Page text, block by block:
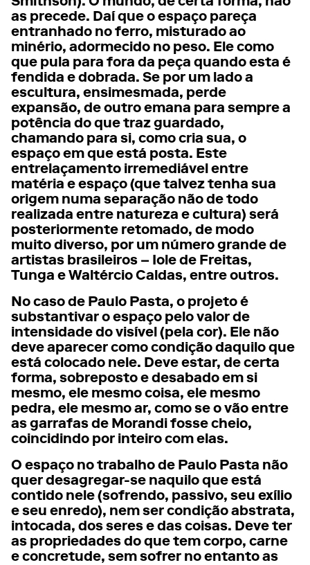
as precede. Daí que o espaço pareça
entranhado no ferro, misturado ao
minério, adormecido no peso. Ele como
que pula para fora da peça quando esta é
fendida e dobrada. Se por um lado a
escultura, ensimesmada, perde
expansão, de outro emana para sempre a
potência do que traz guardado,
chamando para si, como cria sua, o
espaço em que está posta. Este
entrelaçamento irremediável entre
matéria e espaço (que talvez tenha sua
origem numa separação não de todo
realizada entre natureza e cultura) será
posteriormente retomado, de modo
muito diverso, por um número grande de
artistas brasileiros – Iole de Freitas,
Tunga e Waltércio Caldas, entre outros.
No caso de Paulo Pasta, o projeto é
substantivar o espaço pelo valor de
intensidade do visível (pela cor). Ele não
deve aparecer como condição daquilo que
está colocado nele. Deve estar, de certa
forma, sobreposto e desabado em si
mesmo, ele mesmo coisa, ele mesmo
pedra, ele mesmo ar, como se o vão entre
as garrafas de Morandi fosse cheio,
coincidindo por inteiro com elas.
O espaço no trabalho de Paulo Pasta não
quer desagregar-se naquilo que está
contido nele (sofrendo, passivo, seu exílio
e seu enredo), nem ser condição abstrata,
intocada, dos seres e das coisas. Deve ter
as propriedades do que tem corpo, carne
e concretude, sem sofrer no entanto as